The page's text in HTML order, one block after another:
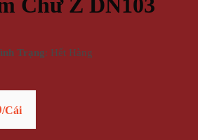
Chữ Z DN103
Trạng: Hết Hàng
/Cái